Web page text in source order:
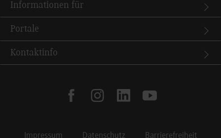
Informationen für
Portale
Kontaktinfo
facebookinstagramlinkedin youtube